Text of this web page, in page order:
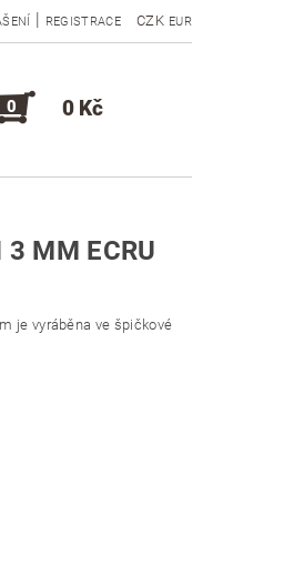
CZK EUR
| REGISTRACE
0 0 Kč
3 MM ECRU
je vyráběna ve špičkové